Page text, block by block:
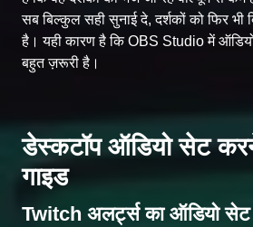
सब बिल्कुल सही सुनाई दे, दर्शकों को फिर भी
है। यही कारण है कि OBS Studio में
बहुत ज़रूरी है।
डेस्कटॉप ऑडियो सेट
गाइड
Twitch अलर्ट्स का ऑडियो सेट